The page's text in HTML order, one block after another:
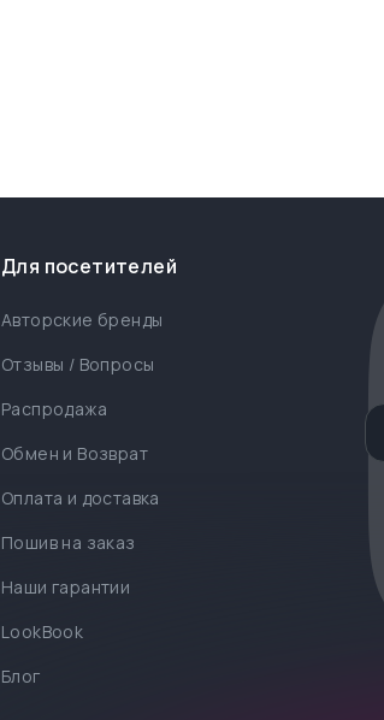
Для посетителей
Авторские бренды
Отзывы / Вопросы
Распродажа
Обмен и Возврат
Оплата и доставка
Пошив на заказ
Наши гарантии
LookBook
Блог